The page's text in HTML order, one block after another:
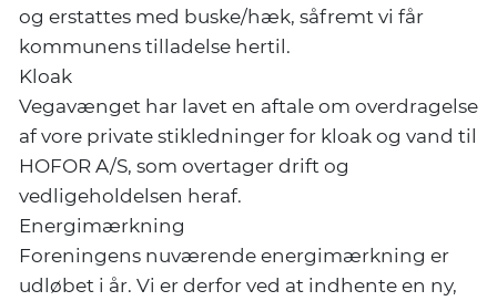
og erstattes med buske/hæk, såfremt vi får
kommunens tilladelse hertil.
Kloak
Vegavænget har lavet en aftale om overdragelse
af vore private stikledninger for kloak og vand til
HOFOR A/S, som overtager drift og
vedligeholdelsen heraf.
Energimærkning
Foreningens nuværende energimærkning er
udløbet i år. Vi er derfor ved at indhente en ny,